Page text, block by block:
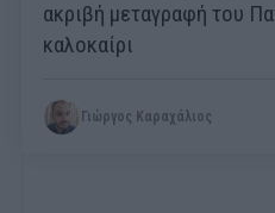
ακριβή μεταγραφή του
καλοκαίρι
Γιώργος Καραχάλιος